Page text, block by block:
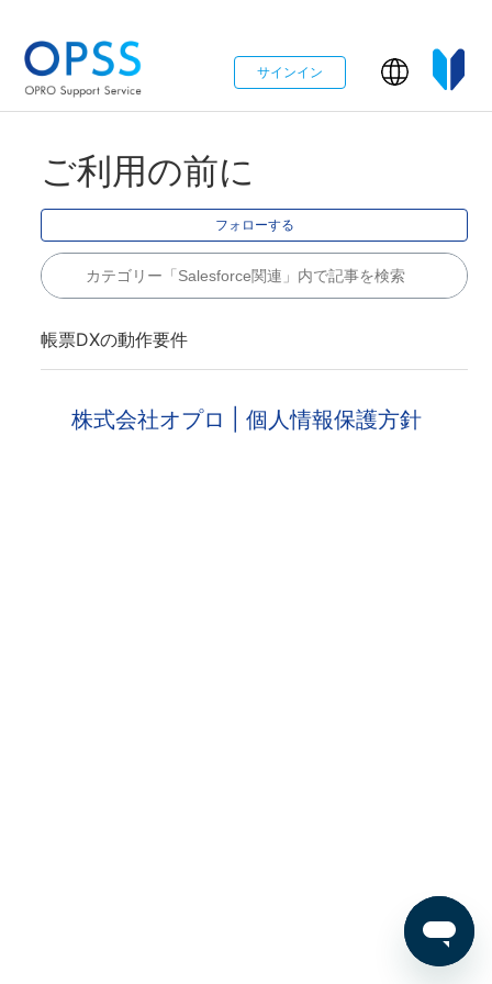
サインイン
ご利用の前に
フォローする 0
帳票DXの動作要件
株式会社オプロ | 個人情報保護方針